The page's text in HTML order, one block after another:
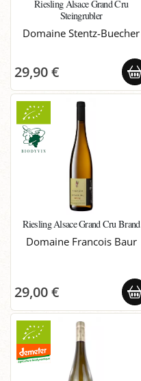
Riesling Alsace Grand Cru
Steingrubler
Domaine Stentz-Buecher
29,90 €
Riesling Alsace Grand Cru Brand
Domaine Francois Baur
29,00 €